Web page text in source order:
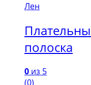
Лен
полоска
0 из 5
(0)